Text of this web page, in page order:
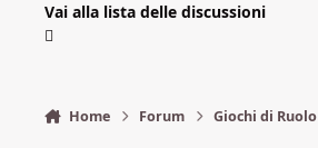
Vai alla lista delle discussioni
Home Forum Giochi di Ruolo